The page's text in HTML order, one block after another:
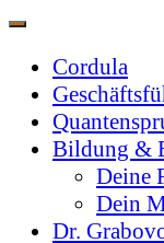
Cordula
Bildung &
Deine
Dein
Dr.